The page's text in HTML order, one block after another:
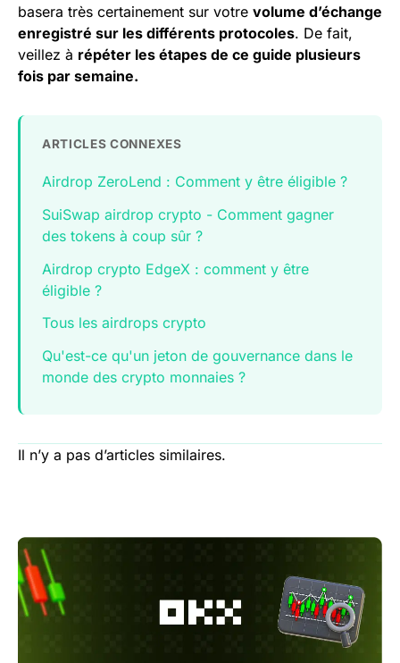
basera très certainement sur votre volume d’échange
enregistré sur les différents protocoles. De fait,
veillez à répéter les étapes de ce guide plusieurs
fois par semaine.
ARTICLES CONNEXES
Airdrop ZeroLend : Comment y être éligible ?
SuiSwap airdrop crypto - Comment gagner
des tokens à coup sûr ?
Airdrop crypto EdgeX : comment y être
éligible ?
Tous les airdrops crypto
Qu'est-ce qu'un jeton de gouvernance dans le
monde des crypto monnaies ?
Il n’y a pas d’articles similaires.